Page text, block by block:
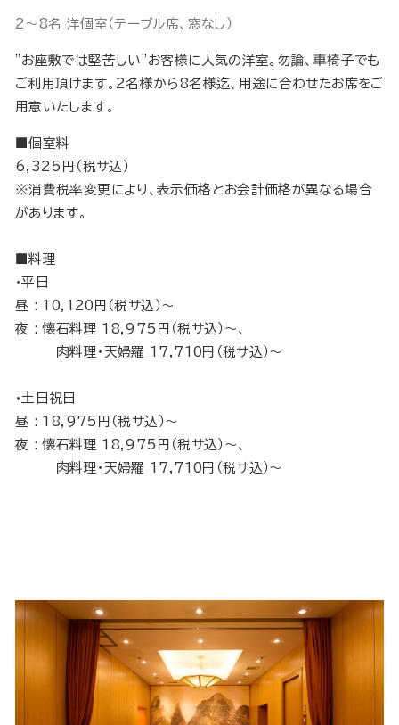
2～8名 洋個室（テーブル席、窓なし）
”お座敷では堅苦しい”お客様に人気の洋室。勿論、車椅子でも
ご利用頂けます。2名様から8名様迄、用途に合わせたお席をご
用意いたします。
■個室料
6,325円（税サ込）
※消費税率変更により、表示価格とお会計価格が異なる場合
があります。
■料理
・平日
昼 : 10,120円（税サ込）～
夜 : 懐石料理 18,975円（税サ込）～、
肉料理・天婦羅 17,710円（税サ込）～
・土日祝日
昼 : 18,975円（税サ込）～
夜 : 懐石料理 18,975円（税サ込）～、
肉料理・天婦羅 17,710円（税サ込）～